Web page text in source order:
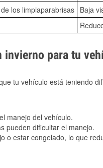
los limpiaparabrisas Baja
invierno para tu
tu vehículo está teniendo
manejo del vehículo.
pueden dificultar el manejo.
o estar congelado, lo que